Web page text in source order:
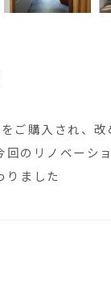
ご購入され、
のリノベーシ
りました